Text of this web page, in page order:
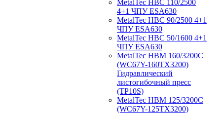
MetalTec HBС 110/2500
4+1 ЧПУ ESA630
MetalTec HBС 90/2500 4+1
ЧПУ ESA630
MetalTec HBС 50/1600 4+1
ЧПУ ESA630
MetalTec HBM 160/3200C
(WC67Y-160TX3200)
Гидравлический
листогибочный пресс
(TP10S)
MetalTec HBM 125/3200C
(WC67Y-125TX3200)